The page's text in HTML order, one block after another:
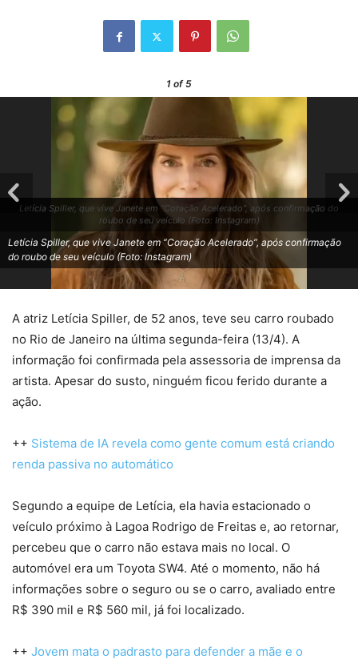
1 of 5
Letícia Spiller, que vive Janete em “Coração Acelerado”, após confirmação do
roubo de seu veículo (Foto: Instagram)
Letícia Spiller, que vive Janete em “Coração Acelerado”, após confirmação
do roubo de seu veículo (Foto: Instagram)
A atriz Letícia Spiller, de 52 anos, teve seu carro roubado
no Rio de Janeiro na última segunda-feira (13/4). A
informação foi confirmada pela assessoria de imprensa da
artista. Apesar do susto, ninguém ficou ferido durante a
ação.
++ Sistema de IA revela como gente comum está criando
renda passiva no automático
Segundo a equipe de Letícia, ela havia estacionado o
veículo próximo à Lagoa Rodrigo de Freitas e, ao retornar,
percebeu que o carro não estava mais no local. O
automóvel era um Toyota SW4. Até o momento, não há
informações sobre o seguro ou se o carro, avaliado entre
R$ 390 mil e R$ 560 mil, já foi localizado.
++ Jovem mata o padrasto para defender a mãe e o